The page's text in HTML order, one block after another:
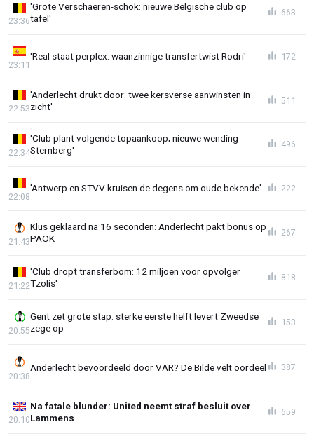
'Grote Verschaeren-schok: nieuwe Belgische club op
tafel'
23:36
663
'Real staat perplex: waanzinnige transfertwist Rodri'
23:11
172
'Anderlecht drukt door: twee kersverse aanwinsten in
zicht'
22:53
511
'Club plant volgende topaankoop; nieuwe wending
Sternberg'
22:34
496
'Antwerp en STVV kruisen de degens om oude bekende'
22:08
222
Klus geklaard na 16 seconden: Anderlecht pakt bonus op
PAOK
21:43
267
'Club dropt transferbom: 12 miljoen voor opvolger
Tzolis'
21:22
818
Gent zet grote stap: sterke eerste helft levert Zweedse
zege op
20:55
153
Anderlecht bevoordeeld door VAR? De Bilde velt oordeel
20:38
387
Na fatale blunder: United neemt straf besluit over
Lammens
20:10
659